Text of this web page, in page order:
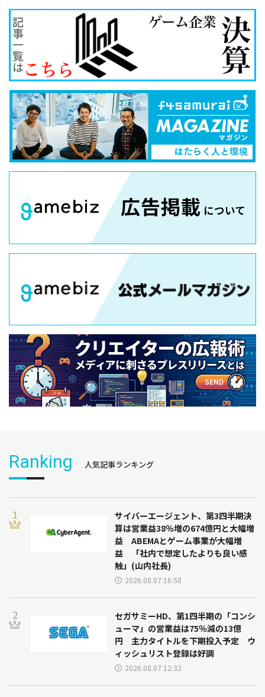
Ranking 人気記事ランキング
サイバーエージェント、第3四半期決
算は営業益38％増の674億円と大幅増
益 ABEMAとゲーム事業が大幅増
益 「社内で想定したよりも良い感
触」(山内社長)
2026.08.07 16:58
セガサミーHD、第1四半期の「コンシ
ューマ」の営業益は75％減の13億
円 主力タイトルを下期投入予定 ウ
ィッシュリスト登録は好調
2026.08.07 12:32